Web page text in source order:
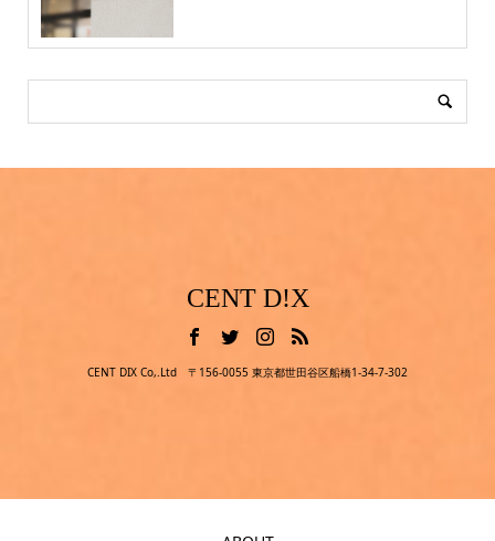
CENT D!X
CENT DIX Co,.Ltd 〒156-0055 東京都世田谷区船橋1-34-7-302